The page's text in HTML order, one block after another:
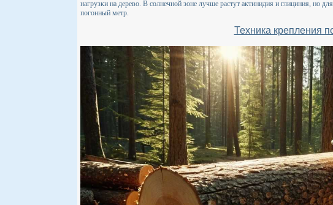
нагрузки на дерево. В солнечной зоне лучше растут актинидия и глициния, но
погонный метр.
Техника крепления